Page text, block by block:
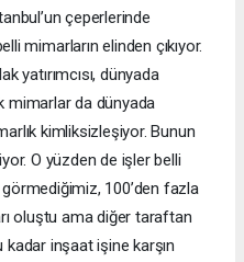
çeperlerinde
mimarların elinden çıkıyor.
yatırımcısı, dünyada
mimarlar da dünyada
kimliksizleşiyor. Bunun
O yüzden de işler belli
100’den fazla
oluştu ama diğer taraftan
kadar inşaat işine karşın